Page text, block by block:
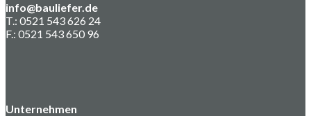
info@bauliefer.de
T.: 0521 543 626 24
F.: 0521 543 650 96
Unternehmen